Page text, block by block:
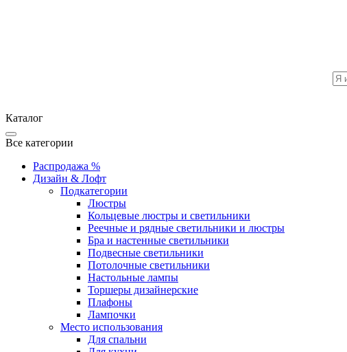
Каталог
Все категории
Распродажа %
Дизайн & Лофт
Подкатегории
Люстры
Кольцевые люстры и светильники
Реечные и рядные светильники и люстры
Бра и настенные светильники
Подвесные светильники
Потолочные светильники
Настольные лампы
Торшеры дизайнерские
Плафоны
Лампочки
Место использования
Для спальни